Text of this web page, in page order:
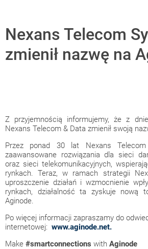
Nexans Telecom
zmienił nazwę na
Z przyjemnością informujemy, że z
Nexans Telecom & Data zmienił swoją
Przez ponad 30 lat Nexans Telecom
zaawansowane rozwiązania dla sieci
oraz sieci telekomunikacyjnych,
rynkach. Teraz, w ramach strategii
uproszczenie działań i wzmocnienie
rynkach, działalność ta zyskuje nową
Aginode.
Po więcej informacji zapraszamy do
internetowej: www.aginode.net.
Make #smartconnections with Aginode